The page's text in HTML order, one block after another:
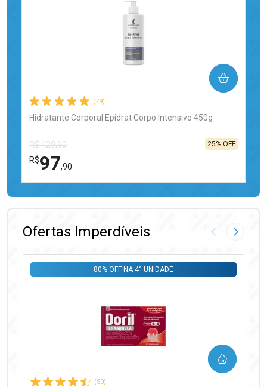
(79)
Hidratante Corporal Epidrat Corpo Intensivo 450g
R$ 129,90
R$97,90
25% OFF
COMPRAR
FECHAR
FECHAR
Ofertas Imperdíveis Imagem
(50)
80% OFF NA 4° UNIDADE
COMPRAR